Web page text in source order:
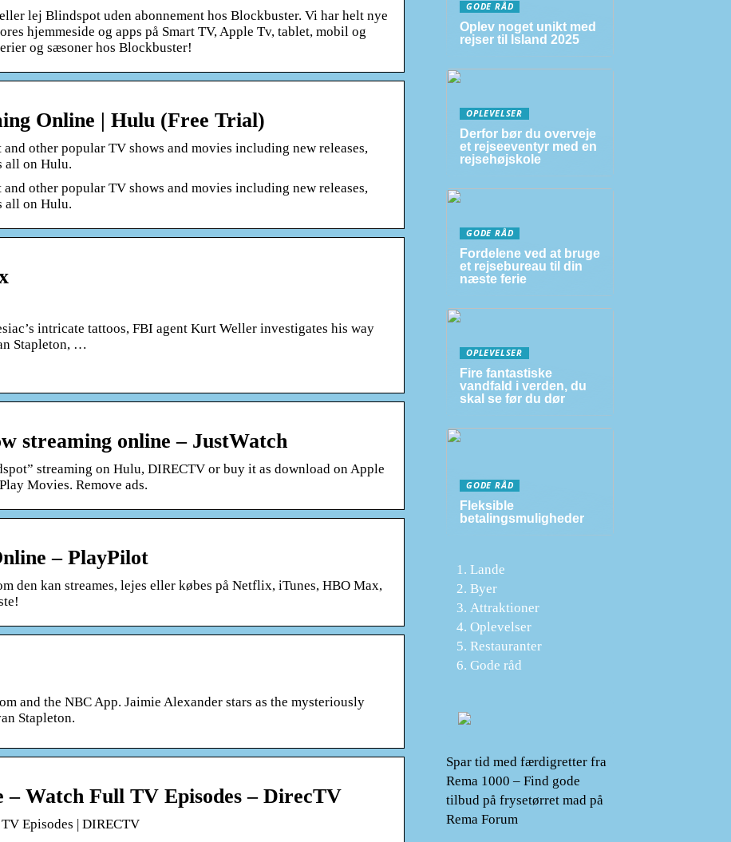
lej Blindspot uden abonnement hos Blockbuster. Vi har helt nye
hjemmeside og apps på Smart TV, Apple Tv, tablet, mobil og
og sæsoner hos Blockbuster!
Online | Hulu (Free Trial)
other popular TV shows and movies including new releases,
all on Hulu.
other popular TV shows and movies including new releases,
all on Hulu.
intricate tattoos, FBI agent Kurt Weller investigates his way
Stapleton, …
streaming online – JustWatch
streaming on Hulu, DIRECTV or buy it as download on Apple
Movies. Remove ads.
– PlayPilot
den kan streames, lejes eller købes på Netflix, iTunes, HBO Max,
and the NBC App. Jaimie Alexander stars as the mysteriously
Stapleton.
– Watch Full TV Episodes – DirecTV
Episodes | DIRECTV
GODE RÅD
Oplev noget unikt med
rejser til Island 2025
OPLEVELSER
Derfor bør du overveje
et rejseeventyr med en
rejsehøjskole
GODE RÅD
Fordelene ved at bruge
et rejsebureau til din
næste ferie
OPLEVELSER
Fire fantastiske
vandfald i verden, du
skal se før du dør
GODE RÅD
Fleksible
betalingsmuligheder
Lande
Byer
Attraktioner
Oplevelser
Restauranter
Gode råd
Spar tid med færdigretter fra
Rema 1000 – Find gode
tilbud på frysetørret mad på
Rema Forum